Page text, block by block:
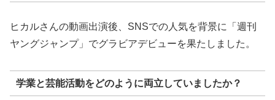
ヒカルさんの動画出演後、SNSでの人気を背景に「週刊
ヤングジャンプ」でグラビアデビューを果たしました。
学業と芸能活動をどのように両立していましたか？